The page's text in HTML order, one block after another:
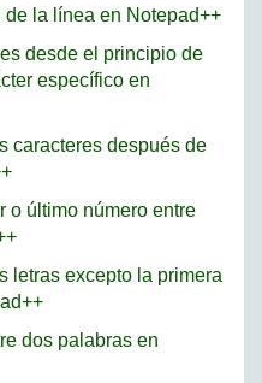
la línea en Notepad++
desde el principio de
específico en
caracteres después de
o último número entre
letras excepto la primera
dos palabras en